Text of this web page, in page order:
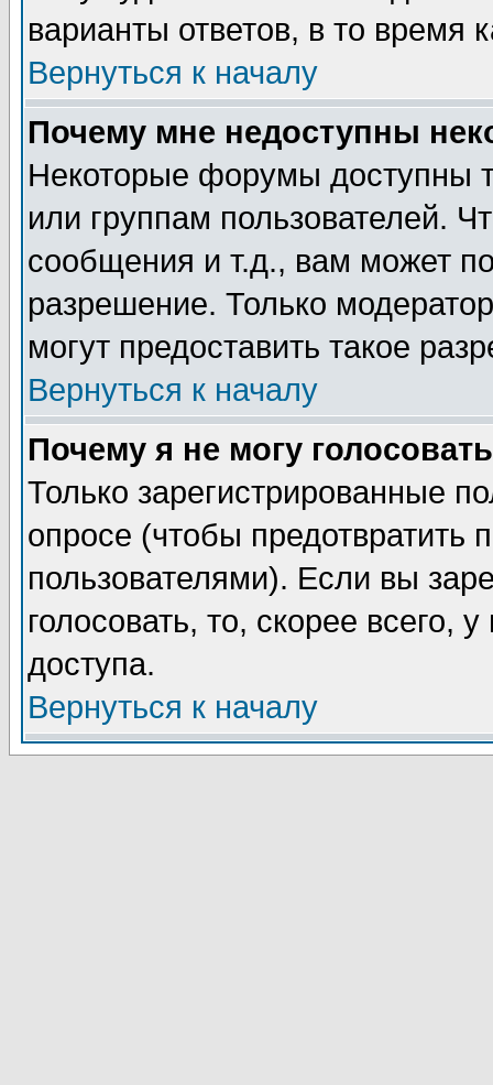
варианты ответов, в то время
Вернуться к началу
Почему мне недоступны
Некоторые форумы доступны
или группам пользователей.
сообщения и т.д., вам может
разрешение. Только
могут предоставить такое
Вернуться к началу
Почему я не могу
Только зарегистрированные
опросе (чтобы предотвратить
пользователями). Если вы
голосовать, то, скорее всего,
доступа.
Вернуться к началу